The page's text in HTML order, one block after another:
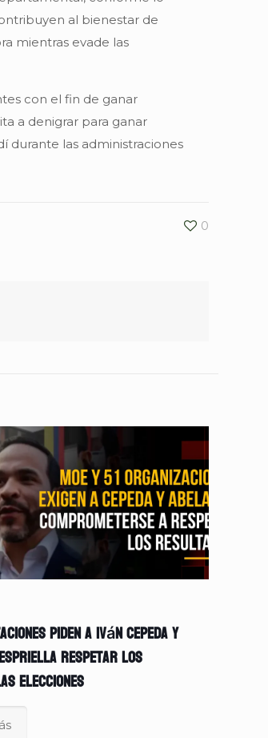
al bienestar de
mientras evade las
con el fin de ganar
a denigrar para ganar
durante las administraciones
0
piden a Iván Cepeda y
respetar los
elecciones